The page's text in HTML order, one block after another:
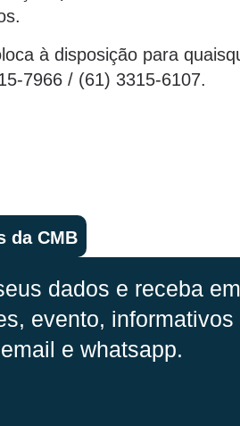
à disposição para
7966 / (61) 3315-6107.
da CMB
dados e receba
evento, informativos
e whatsapp.